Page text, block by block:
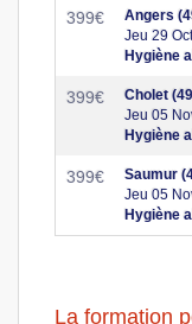
399€
Angers
Jeu 29
Hygiène
399€
Cholet
Jeu 05
Hygiène
399€
Saumur
Jeu 05
Hygiène
La formation